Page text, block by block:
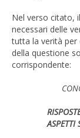
Nel verso citato,
necessari delle
tutta la verità per
della questione
corrispondente:
ASPETTI